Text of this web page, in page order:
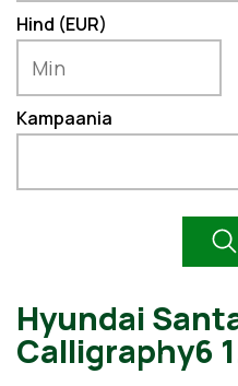
Hind (EUR)
Kampaania